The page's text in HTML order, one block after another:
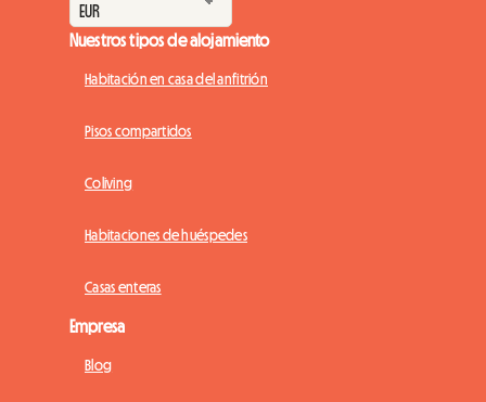
Nuestros tipos de alojamiento
Habitación en casa del anfitrión
Pisos compartidos
Coliving
Habitaciones de huéspedes
Casas enteras
Empresa
Blog